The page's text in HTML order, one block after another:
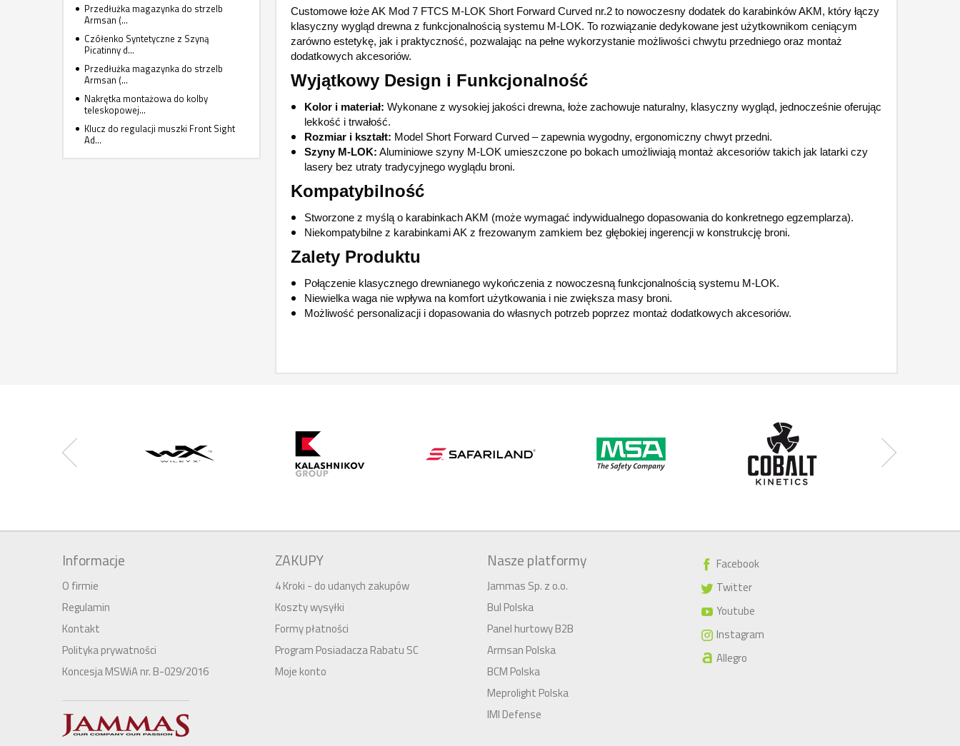
Customowe łoże AK Mod 7 FTCS M-LOK Short Forward Curved nr.2 to nowoczesny dodatek do karabinków AKM, który łączy
klasyczny wygląd drewna z funkcjonalnością systemu M-LOK. To rozwiązanie dedykowane jest użytkownikom ceniącym
zarówno estetykę, jak i praktyczność, pozwalając na pełne wykorzystanie możliwości chwytu przedniego oraz montaż
dodatkowych akcesoriów.
Wyjątkowy Design i Funkcjonalność
Kolor i materiał: Wykonane z wysokiej jakości drewna, łoże zachowuje naturalny, klasyczny wygląd, jednocześnie oferując
lekkość i trwałość.
Rozmiar i kształt: Model Short Forward Curved – zapewnia wygodny, ergonomiczny chwyt przedni.
Szyny M-LOK: Aluminiowe szyny M-LOK umieszczone po bokach umożliwiają montaż akcesoriów takich jak latarki czy
lasery bez utraty tradycyjnego wyglądu broni.
Kompatybilność
Stworzone z myślą o karabinkach AKM (może wymagać indywidualnego dopasowania do konkretnego egzemplarza).
Niekompatybilne z karabinkami AK z frezowanym zamkiem bez głębokiej ingerencji w konstrukcję broni.
Zalety Produktu
Połączenie klasycznego drewnianego wykończenia z nowoczesną funkcjonalnością systemu M-LOK.
Niewielka waga nie wpływa na komfort użytkowania i nie zwiększa masy broni.
Możliwość personalizacji i dopasowania do własnych potrzeb poprzez montaż dodatkowych akcesoriów.
Przedłużka magazynka do strzelb
Armsan (...
Czółenko Syntetyczne z Szyną
Picatinny d...
Przedłużka magazynka do strzelb
Armsan (...
Nakrętka montażowa do kolby
teleskopowej...
Klucz do regulacji muszki Front Sight
Ad...
Facebook
Twitter
Youtube
Instagram
Allegro
Informacje
O firmie
Regulamin
Kontakt
Polityka prywatności
Koncesja MSWiA nr. B-029/2016
ZAKUPY
4 Kroki - do udanych zakupów
Koszty wysyłki
Formy płatności
Program Posiadacza Rabatu SC
Moje konto
Nasze platformy
Jammas Sp. z o.o.
Bul Polska
Panel hurtowy B2B
Armsan Polska
BCM Polska
Meprolight Polska
IMI Defense